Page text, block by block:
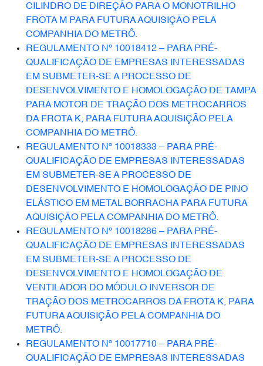
CILINDRO DE DIREÇÃO PARA O MONOTRILHO
FROTA M PARA FUTURA AQUISIÇÃO PELA
COMPANHIA DO METRÔ.
REGULAMENTO Nº 10018412 – PARA PRÉ-
QUALIFICAÇÃO DE EMPRESAS INTERESSADAS
EM SUBMETER-SE A PROCESSO DE
DESENVOLVIMENT O E HOMOLOGAÇÃO DE TAMPA
PARA MOTOR DE TRAÇÃO DOS METROCARROS
DA FROTA K, PARA FUTURA AQUISIÇÃO PELA
COMPANHIA DO METRÔ.
REGULAMENTO Nº 10018333 – PARA PRÉ-
QUALIFICAÇÃO DE EMPRESAS INTERESSADAS
EM SUBMETER-SE A PROCESSO DE
DESENVOLVIMENTO E HOMOLOGAÇÃO DE PINO
ELÁSTICO EM METAL BORRACHA PARA FUTURA
AQUISIÇÃO PELA COMPANHIA DO METRÔ.
REGULAMENTO Nº 10018286 – PARA PRÉ-
QUALIFICAÇÃO DE EMPRESAS INTERESSADAS
EM SUBMETER-SE A PROCESSO DE
DESENVOLVIMENTO E HOMOLOGAÇÃO DE
VENTILADOR DO MÓDULO INVERSOR DE
TRAÇÃO DOS METROCARROS DA FROTA K, PARA
FUTURA AQUISIÇÃO PELA COMPANHIA DO
METRÔ.
REGULAMENTO Nº 10017710 – PARA PRÉ-
QUALIFICAÇÃO DE EMPRESAS INTERESSADAS